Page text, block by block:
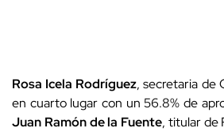
Rosa Icela Rodríguez, secretaria de
en cuarto lugar con un 56.8% de
Juan Ramón de la Fuente, titular de